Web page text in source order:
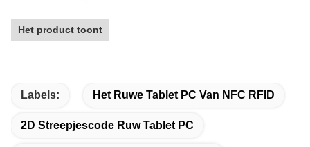
Het product toont
Labels: Het Ruwe Tablet PC Van NFC RFID
2D Streepjescode Ruw Tablet PC